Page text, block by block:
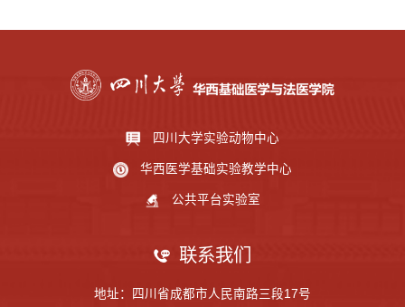
四川大学实验动物中心
华西医学基础实验教学中心
公共平台实验室
联系我们
地址：四川省成都市人民南路三段17号